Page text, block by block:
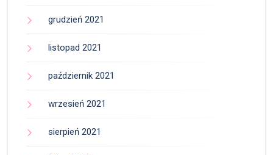
grudzień 2021
listopad 2021
październik 2021
wrzesień 2021
sierpień 2021